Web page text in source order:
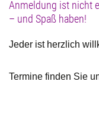
Anmeldung ist nicht
– und Spaß haben!
Jeder ist herzlich
Termine finden Sie